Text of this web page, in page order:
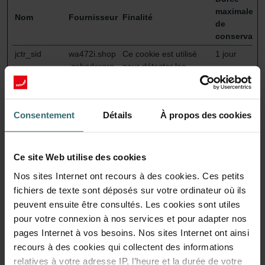
Consentement Détails À propos des cookies
Ce site Web utilise des cookies
Nos sites Internet ont recours à des cookies. Ces petits
fichiers de texte sont déposés sur votre ordinateur où ils
peuvent ensuite être consultés. Les cookies sont utiles
pour votre connexion à nos services et pour adapter nos
pages Internet à vos besoins. Nos sites Internet ont ainsi
recours à des cookies qui collectent des informations
relatives à votre adresse IP, l’heure et la durée de votre
Nom Fournisseur Finalité
maximale
de
jctr_sid
wa472i.shop
.zehndergro
Ce cookie est utilisé
pour détecter les
erreurs sur le site ; ces
technique du site pour
sur le site.
1 jour
jentis.consen
wa472i.shop
up.com
Détermine si
la boîte de
consentement du
cookie.
Persistan
jentis.core.tr
acker.rawdat
.zehndergro
t